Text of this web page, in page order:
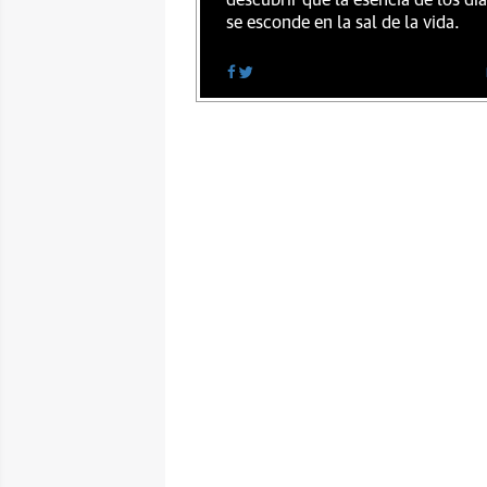
se esconde en la sal de la vida.